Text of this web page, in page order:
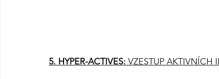
5. HYPER-ACTIVES: VZESTUP AKTIVNÍCH